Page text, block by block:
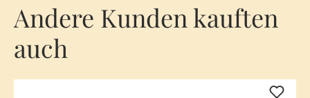
Andere Kunden kauften
auch